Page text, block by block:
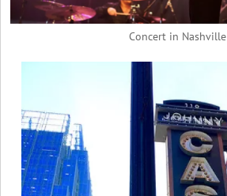
Concert in Nashville